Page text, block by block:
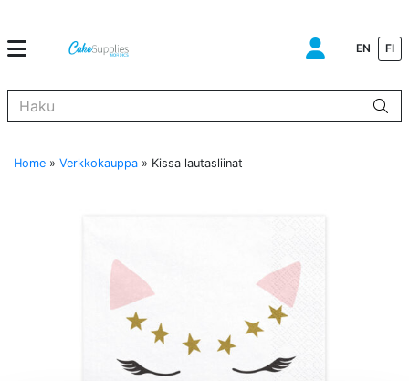
EN FI
Home » Verkkokauppa » Kissa lautasliinat